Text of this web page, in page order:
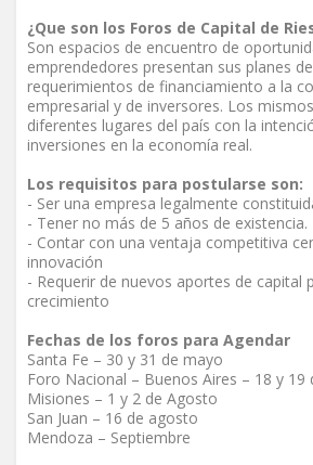
¿Que son los Foros de Capital de
Son espacios de encuentro de
emprendedores presentan sus planes
requerimientos de financiamiento a la
empresarial y de inversores. Los
diferentes lugares del país con la
inversiones en la economía real.
Los requisitos para postularse son:
- Ser una empresa legalmente
- Tener no más de 5 años de existencia.
- Contar con una ventaja competitiva
innovación
- Requerir de nuevos aportes de capital
crecimiento
Fechas de los foros para Agendar
Santa Fe – 30 y 31 de mayo
Foro Nacional – Buenos Aires – 18 y 19
Misiones – 1 y 2 de Agosto
San Juan – 16 de agosto
Mendoza – Septiembre